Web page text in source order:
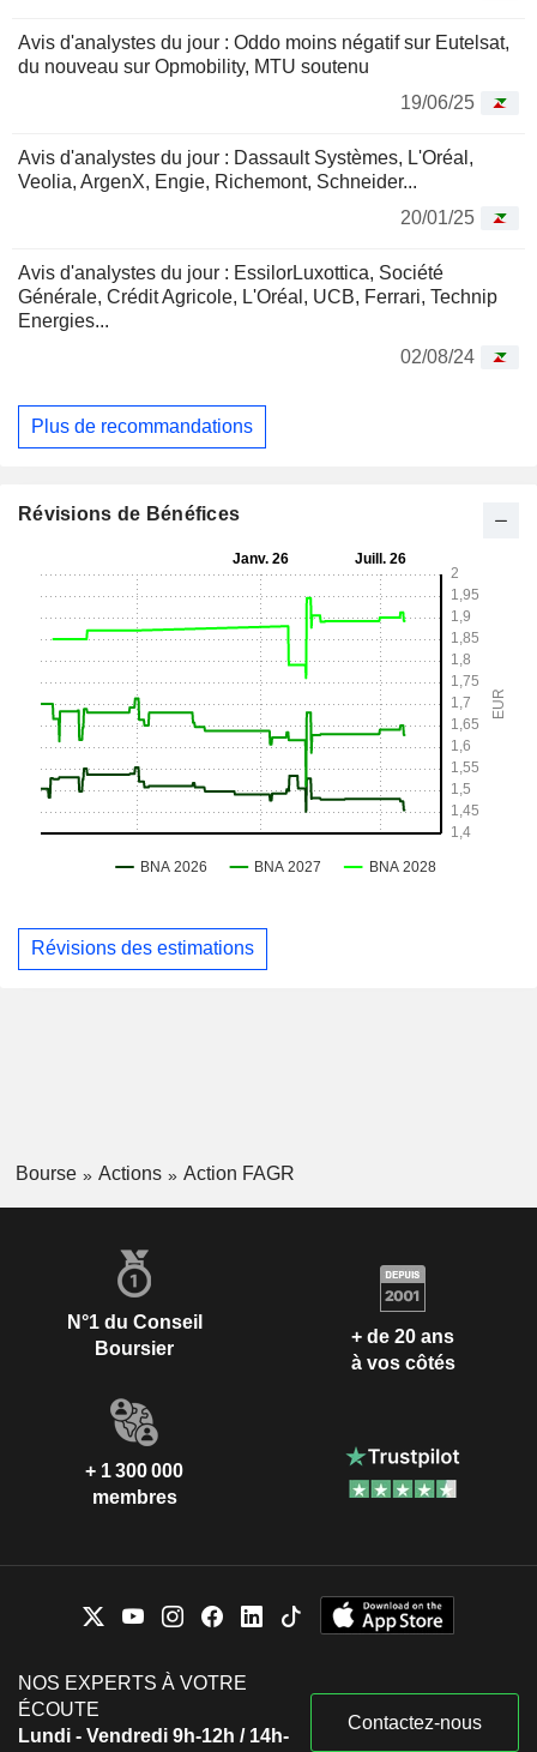
Avis d'analystes du jour : Oddo moins négatif sur Eutelsat,
du nouveau sur Opmobility, MTU soutenu
19/06/25
Avis d'analystes du jour : Dassault Systèmes, L'Oréal,
Veolia, ArgenX, Engie, Richemont, Schneider...
20/01/25
Avis d'analystes du jour : EssilorLuxottica, Société
Générale, Crédit Agricole, L'Oréal, UCB, Ferrari, Technip
Energies...
02/08/24
Plus de recommandations
Révisions de Bénéfices
Révisions des estimations
Bourse Actions Action FAGR
N°1 du Conseil
Boursier
+ de 20 ans
à vos côtés
+ 1 300 000
membres
NOS EXPERTS À VOTRE
ÉCOUTE
Lundi - Vendredi 9h-12h / 14h-
Contactez-nous